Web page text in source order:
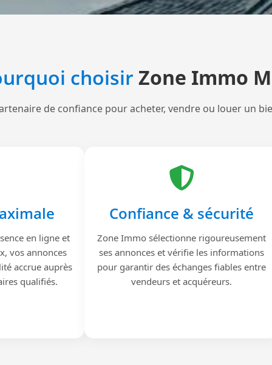
choisirZone Immo
de confiance pour acheter, vendre ou louer un
en ligne et
vos annonces
accrue auprès
qualifiés.
Confiance & sécurité
Zone Immo sélectionne rigoureusement
ses annonces et vérifie les informations
pour garantir des échanges fiables entre
vendeurs et acquéreurs.